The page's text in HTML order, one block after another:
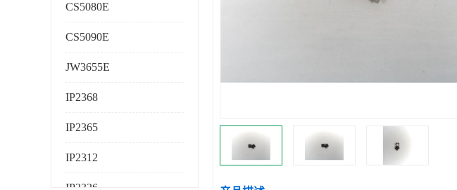
CS5080E
CS5090E
JW3655E
IP2368
IP2365
IP2312
IP2326